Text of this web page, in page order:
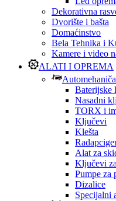
Dekorativna
Dvorište i bašta
Domaćinstvo
Bela Tehnika i
Kamere i video
ALATI I OPREMA
Baterijske
Nasadni
TORX i
Ključevi
Klešta
Alat za
Ključevi
Pumpe za
Dizalice
Specijalni